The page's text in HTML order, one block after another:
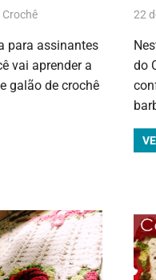
CrochêTodas as postagens,
para assinantes
vai aprender a
galão de crochê
22
do